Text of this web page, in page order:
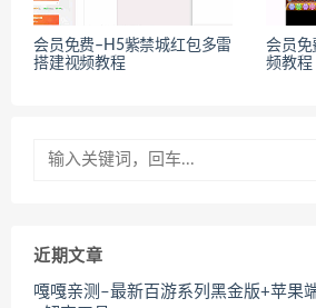
会员免费–H5紫禁城红包多雷
搭建视频教程
会员免
频教程
近期文章
嘎嘎亲测–最新百游系列黑金版+苹果